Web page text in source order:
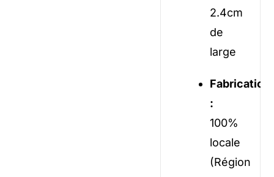
2.4cm
de
large
Fabrication
:
100%
locale
(Région